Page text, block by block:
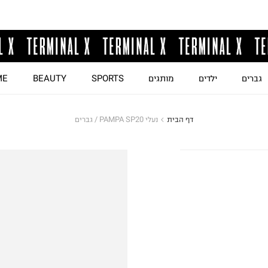
גברים ילדים מותגים SPORTS
BEAUTY
דף הבית נעלי PAMPA SP20 / גברים